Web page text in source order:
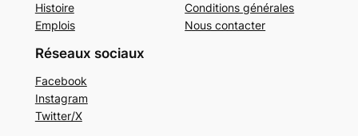
Histoire
Emplois
Conditions générales
Nous contacter
Réseaux sociaux
Facebook
Instagram
Twitter/X